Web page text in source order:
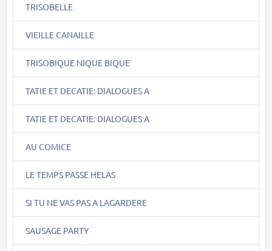
TRISOBELLE
VIEILLE CANAILLE
TRISOBIQUE NIQUE BIQUE
TATIE ET DECATIE: DIALOGUES A
TATIE ET DECATIE: DIALOGUES A
AU COMICE
LE TEMPS PASSE HELAS
SI TU NE VAS PAS A LAGARDERE
SAUSAGE PARTY